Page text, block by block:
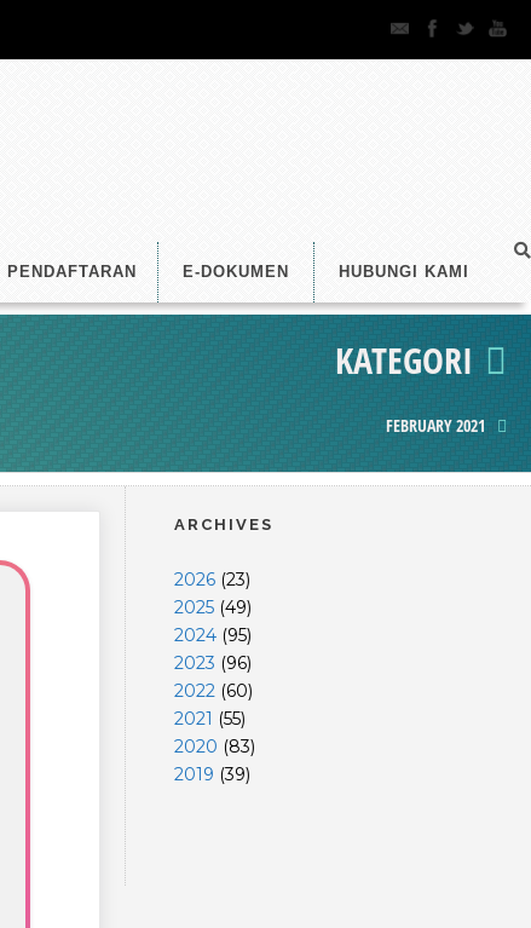
PENDAFTARAN E-DOKUMEN HUBUNGI KAMI
KATEGORI
FEBRUARY 2021
ARCHIVES
2026 (23)
2025 (49)
2024 (95)
2023 (96)
2022 (60)
2021 (55)
2020 (83)
2019 (39)